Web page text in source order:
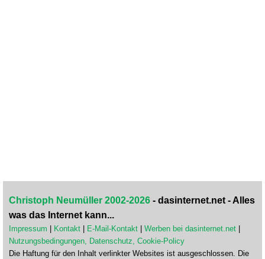
Christoph Neumüller 2002-2026 - dasinternet.net - Alles
was das Internet kann...
Impressum Kontakt E-Mail-Kontakt Werben bei dasinternet.net
Nutzungsbedingungen, Datenschutz, Cookie-Policy
Die Haftung für den Inhalt verlinkter Websites ist ausgeschlossen. Die